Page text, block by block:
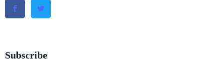
Subscribe